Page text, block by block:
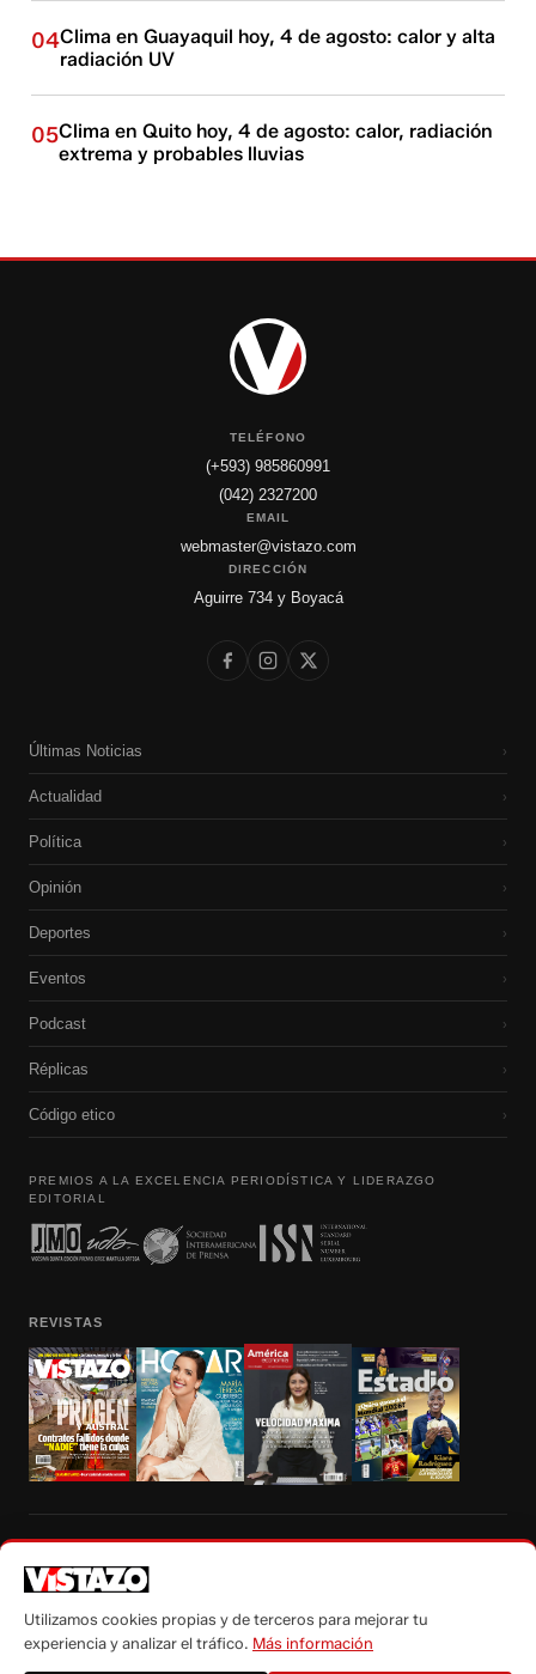
04Clima en Guayaquil hoy, 4 de agosto: calor y alta
radiación UV
05Clima en Quito hoy, 4 de agosto: calor, radiación
extrema y probables lluvias
TELÉFONO
(+593) 985860991
(042) 2327200
EMAIL
webmaster@vistazo.com
DIRECCIÓN
Aguirre 734 y Boyacá
Últimas Noticias ›
Actualidad ›
Política ›
Opinión ›
Deportes ›
Eventos ›
Podcast ›
Réplicas ›
Código etico ›
PREMIOS A LA EXCELENCIA PERIODÍSTICA Y LIDERAZGO
EDITORIAL
REVISTAS
autorización escrita de su titular, de todos los contenidos de Vistazo.com.
Utilizamos cookies propias y de terceros para mejorar tu
experiencia y analizar el tráfico. Más información